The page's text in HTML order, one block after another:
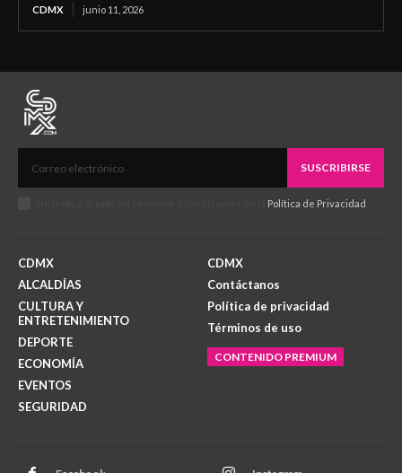
CDMX junio 11, 2026
SUSCRIBIRSE
Política de Privacidad
CDMX
ALCALDÍAS
CULTURA Y
ENTRETENIMIENTO
DEPORTE
ECONOMÍA
EVENTOS
SEGURIDAD
CDMX
Contáctanos
Política de privacidad
Términos de uso
CONTENIDO PREMIUM